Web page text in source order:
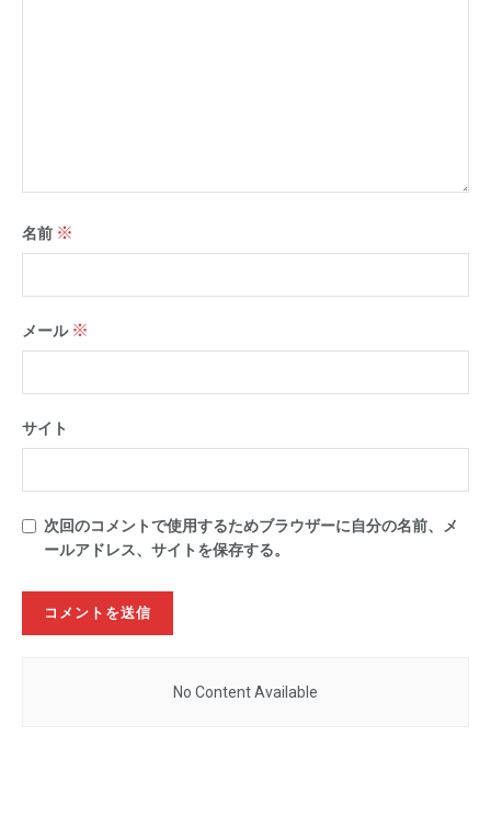
名前 ※
メール ※
サイト
次回のコメントで使用するためブラウザーに自分の名前、メ
ールアドレス、サイトを保存する。
No Content Available